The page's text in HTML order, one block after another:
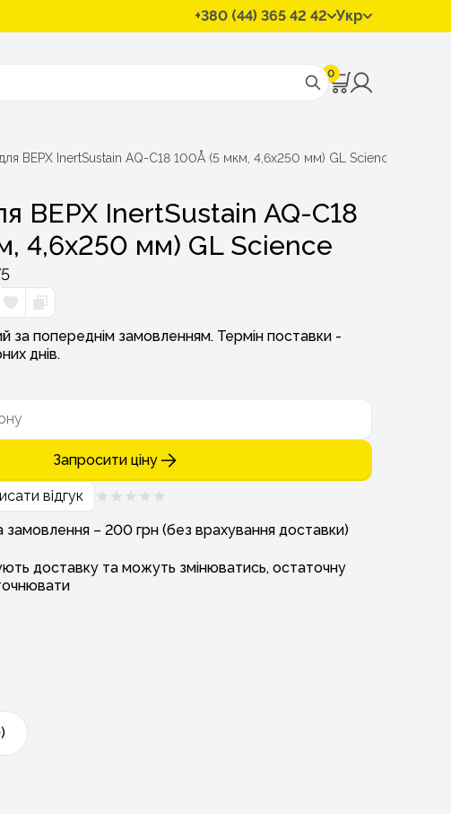
+380 (44) 365 42 42 Укр
0
ВЕРХ InertSustain AQ-C18 100Å (5 мкм, 4,6x250 мм) GL Science
ВЕРХ InertSustain AQ-C18
4,6x250 мм) GL Science
за попереднім замовленням. Термін поставки -
днів.
Запросити ціну
відгук
замовлення – 200 грн (без врахування доставки)
доставку та можуть змінюватись, остаточну